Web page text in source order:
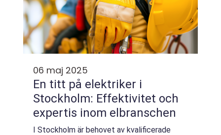
06 maj 2025
En titt på elektriker i
Stockholm: Effektivitet och
expertis inom elbranschen
I Stockholm är behovet av kvalificerade